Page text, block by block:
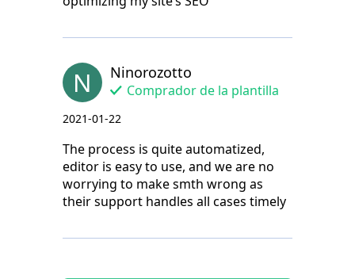
N Ninorozotto
Comprador de la plantilla
2021-01-22
The process is quite automatized,
editor is easy to use, and we are no
worrying to make smth wrong as
their support handles all cases timely